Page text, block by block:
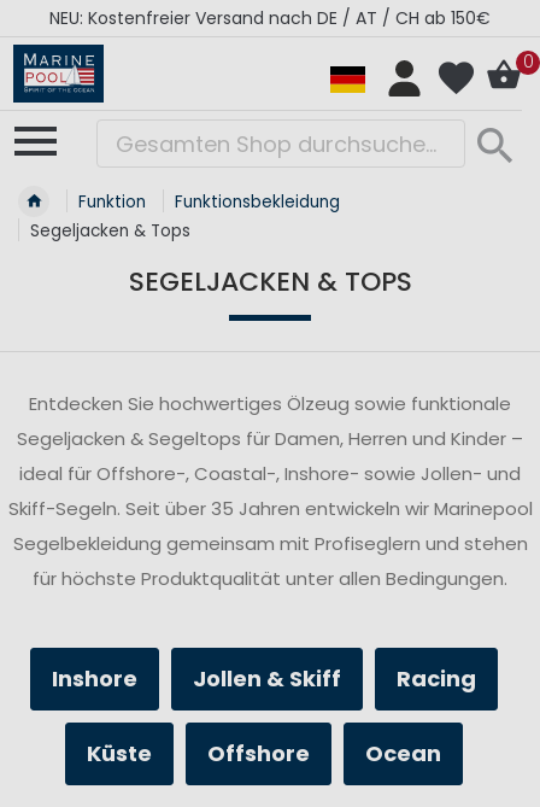
RÉGATES ROYALES Kollektion - Super Sale
0
Funktion
Funktionsbekleidung
Segeljacken & Tops
SEGELJACKEN & TOPS
Entdecken Sie hochwertiges Ölzeug sowie funktionale
Segeljacken & Segeltops für Damen, Herren und Kinder –
ideal für Offshore-, Coastal-, Inshore- sowie Jollen- und
Skiff-Segeln. Seit über 35 Jahren entwickeln wir Marinepool
Segelbekleidung gemeinsam mit Profiseglern und stehen
für höchste Produktqualität unter allen Bedingungen.
Inshore Jollen & Skiff Racing
Küste Offshore Ocean